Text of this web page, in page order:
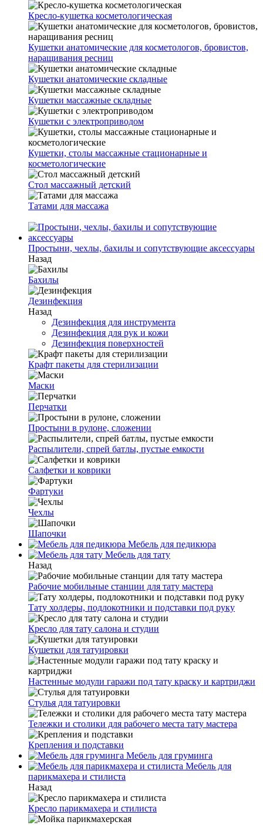
Кресло-кушетка косметологическая
Кушетки анатомические для косметологов, бровистов,
наращивания ресниц
Кушетки анатомические складные
Кушетки массажные складные
Кушетки с электроприводом
Кушетки, столы массажные стационарные и
косметологические
Стол массажный детский
Татами для массажа
Простыни, чехлы, бахилы и сопутствующие аксессуары
Назад
Бахилы
Дезинфекция
Назад
Дезинфекция для инструмента
Дезинфекция для рук и кожи
Дезинфекция поверхностей
Крафт пакеты для стерилизации
Маски
Перчатки
Простыни в рулоне, сложении
Распылители, спрей батлы, пустые емкости
Салфетки и коврики
Фартуки
Чехлы
Шапочки
Мебель для педикюра
Мебель для тату
Назад
Рабочие мобильные станции для тату мастера
Тату холдеры, подлокотники и подставки под руку
Кресло для тату салона и студии
Кушетки для татуировки
Настенные модули гаражи под тату краску и картриджи
Стулья для татуировки
Тележки и столики для рабочего места тату мастера
Крепления и подставки
Мебель для груминга
Мебель для
парикмахера и стилиста
Назад
Кресло парикмахера и стилиста